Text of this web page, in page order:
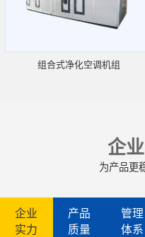
组合式净化空调机组
企
为产品更
企业
实力
产品
质量
管理
体系